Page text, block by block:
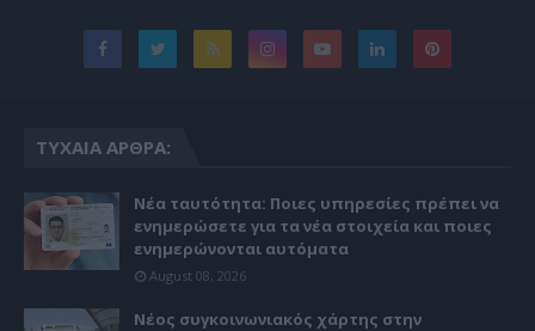
ΤΥΧΑΊΑ ΆΡΘΡΑ:
Νέα ταυτότητα: Ποιες υπηρεσίες πρέπει να
ενημερώσετε για τα νέα στοιχεία και ποιες
ενημερώνονται αυτόματα
August 08, 2026
Νέος συγκοινωνιακός χάρτης στην